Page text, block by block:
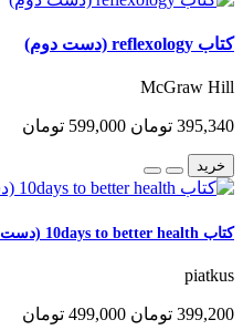
کتاب reflexology (دست دوم)
McGraw Hill
395,340 تومان 599,000 تومان
خرید
کتاب 10days to better health (دست دوم)
piatkus
399,200 تومان 499,000 تومان